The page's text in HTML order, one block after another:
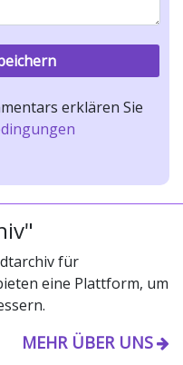
erklären Sie
für
eine Plattform, um
MEHR ÜBER UNS